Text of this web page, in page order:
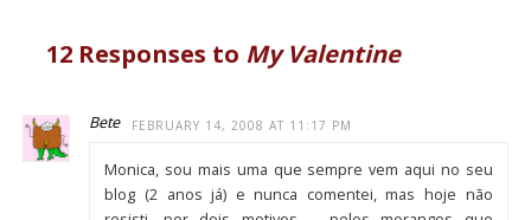
12 Responses to My Valentine
Bete FEBRUARY 14, 2008 AT 11:17 PM
Monica, sou mais uma que sempre vem aqui no seu
blog (2 anos já) e nunca comentei, mas hoje não